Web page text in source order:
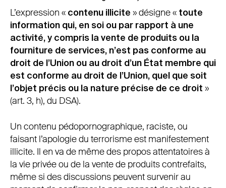
L’expression « contenu illicite » désigne « toute
information qui, en soi ou par rapport à une
activité, y compris la vente de produits ou la
fourniture de services, n’est pas conforme au
droit de l’Union ou au droit d’un État membre qui
est conforme au droit de l’Union, quel que soit
l’objet précis ou la nature précise de ce droit »
(art. 3, h), du DSA).
Un contenu pédopornographique, raciste, ou
faisant l’apologie du terrorisme est manifestement
illicite. Il en va de même des propos attentatoires à
la vie privée ou de la vente de produits contrefaits,
même si des discussions peuvent survenir au